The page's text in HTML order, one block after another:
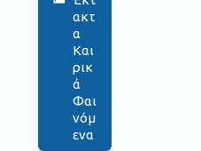
ακτ
α
Και
ρικ
ά
Φαι
νόμ
ενα